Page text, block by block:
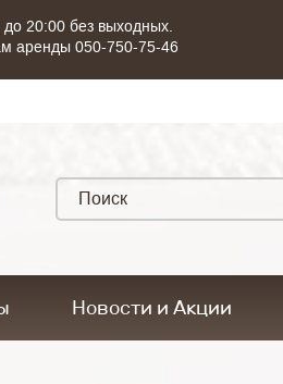
20:00 без выходных.
аренды 050-750-75-46
Новости и Акции